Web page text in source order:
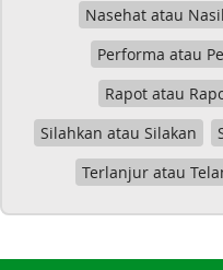
Nasehat atau
Performa atau
Rapot atau
Silahkan atau Silakan
Terlanjur atau